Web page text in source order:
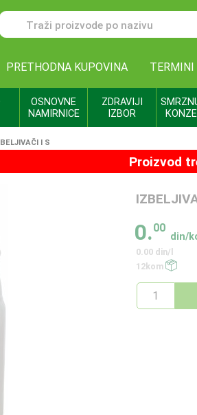
PRETHODNA KUPOVINA TERMINI
OSNOVNE
NAMIRNICE
ZDRAVIJI
IZBOR
I S
Proizvod
0.00
din/
0.00 din/l
12kom